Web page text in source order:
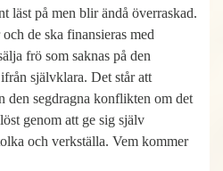
läst på men blir ändå överraskad.
de ska finansieras med
frö som saknas på den
självklara. Det står att
den segdragna konflikten om det
genom att ge sig själv
och verkställa. Vem kommer